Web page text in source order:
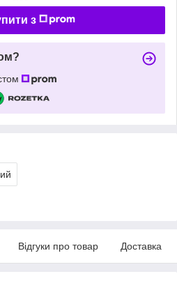
з
Відгуки про товар Доставка